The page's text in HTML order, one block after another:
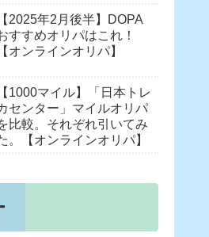
【2025年2月後半】DOPA
すすめオリパはこれ！
【オンラインオリパ】
【1000マイル】「日本トレ
センター」マイルオリパ
比較。それぞれ引いてみ
。【オンラインオリパ】